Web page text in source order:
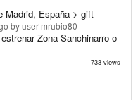
Madrid, España > gift
by user mrubio80
Zona Sanchinarro o
733 views